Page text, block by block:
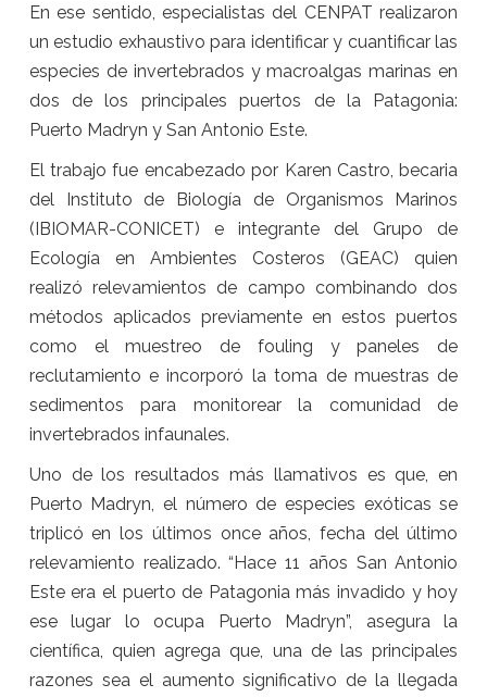
En ese sentido, especialistas del CENPAT realizaron
un estudio exhaustivo para identificar y cuantificar las
especies de invertebrados y macroalgas marinas en
dos de los principales puertos de la Patagonia:
Puerto Madryn y San Antonio Este.
El trabajo fue encabezado por Karen Castro, becaria
del Instituto de Biología de Organismos Marinos
(IBIOMAR-CONICET) e integrante del Grupo de
Ecología en Ambientes Costeros (GEAC) quien
realizó relevamientos de campo combinando dos
métodos aplicados previamente en estos puertos
como el muestreo de fouling y paneles de
reclutamiento e incorporó la toma de muestras de
sedimentos para monitorear la comunidad de
invertebrados infaunales.
Uno de los resultados más llamativos es que, en
Puerto Madryn, el número de especies exóticas se
triplicó en los últimos once años, fecha del último
relevamiento realizado. “Hace 11 años San Antonio
Este era el puerto de Patagonia más invadido y hoy
ese lugar lo ocupa Puerto Madryn”, asegura la
científica, quien agrega que, una de las principales
razones sea el aumento significativo de la llegada